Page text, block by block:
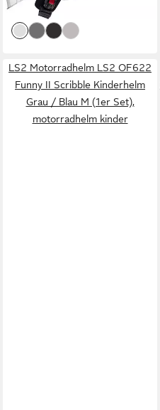
lieferbar - in 3-4 Werktagen bei dir
LS2 Motorradhelm LS2 OF622
Funny II Scribble Kinderhelm
Grau / Blau M (1er Set),
motorradhelm kinder